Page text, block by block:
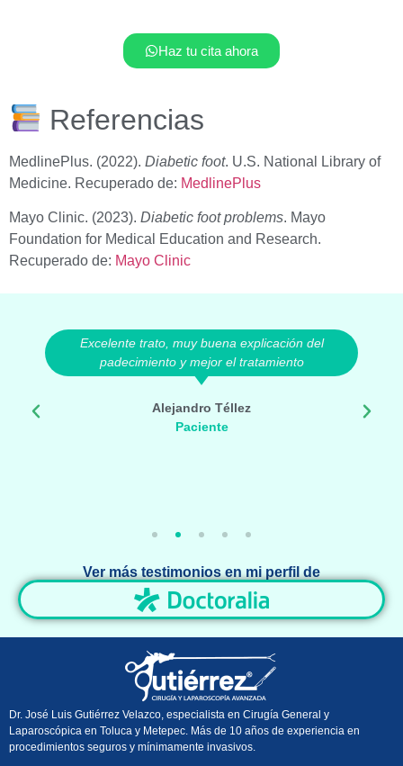
Haz tu cita ahora
Referencias
MedlinePlus. (2022). Diabetic foot. U.S. National Library of
Medicine. Recuperado de: MedlinePlus
Mayo Clinic. (2023). Diabetic foot problems. Mayo
Foundation for Medical Education and Research.
Recuperado de: Mayo Clinic
Excelente trato, muy buena explicación del
padecimiento y mejor el tratamiento
Alejandro Téllez
Paciente
Ver más testimonios en mi perfil de
Dr. José Luis Gutiérrez Velazco, especialista en Cirugía General y
Laparoscópica en Toluca y Metepec. Más de 10 años de experiencia en
procedimientos seguros y mínimamente invasivos.